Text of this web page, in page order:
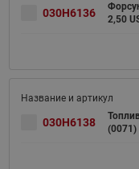
030H6136
2,50
030H6138
(0071)